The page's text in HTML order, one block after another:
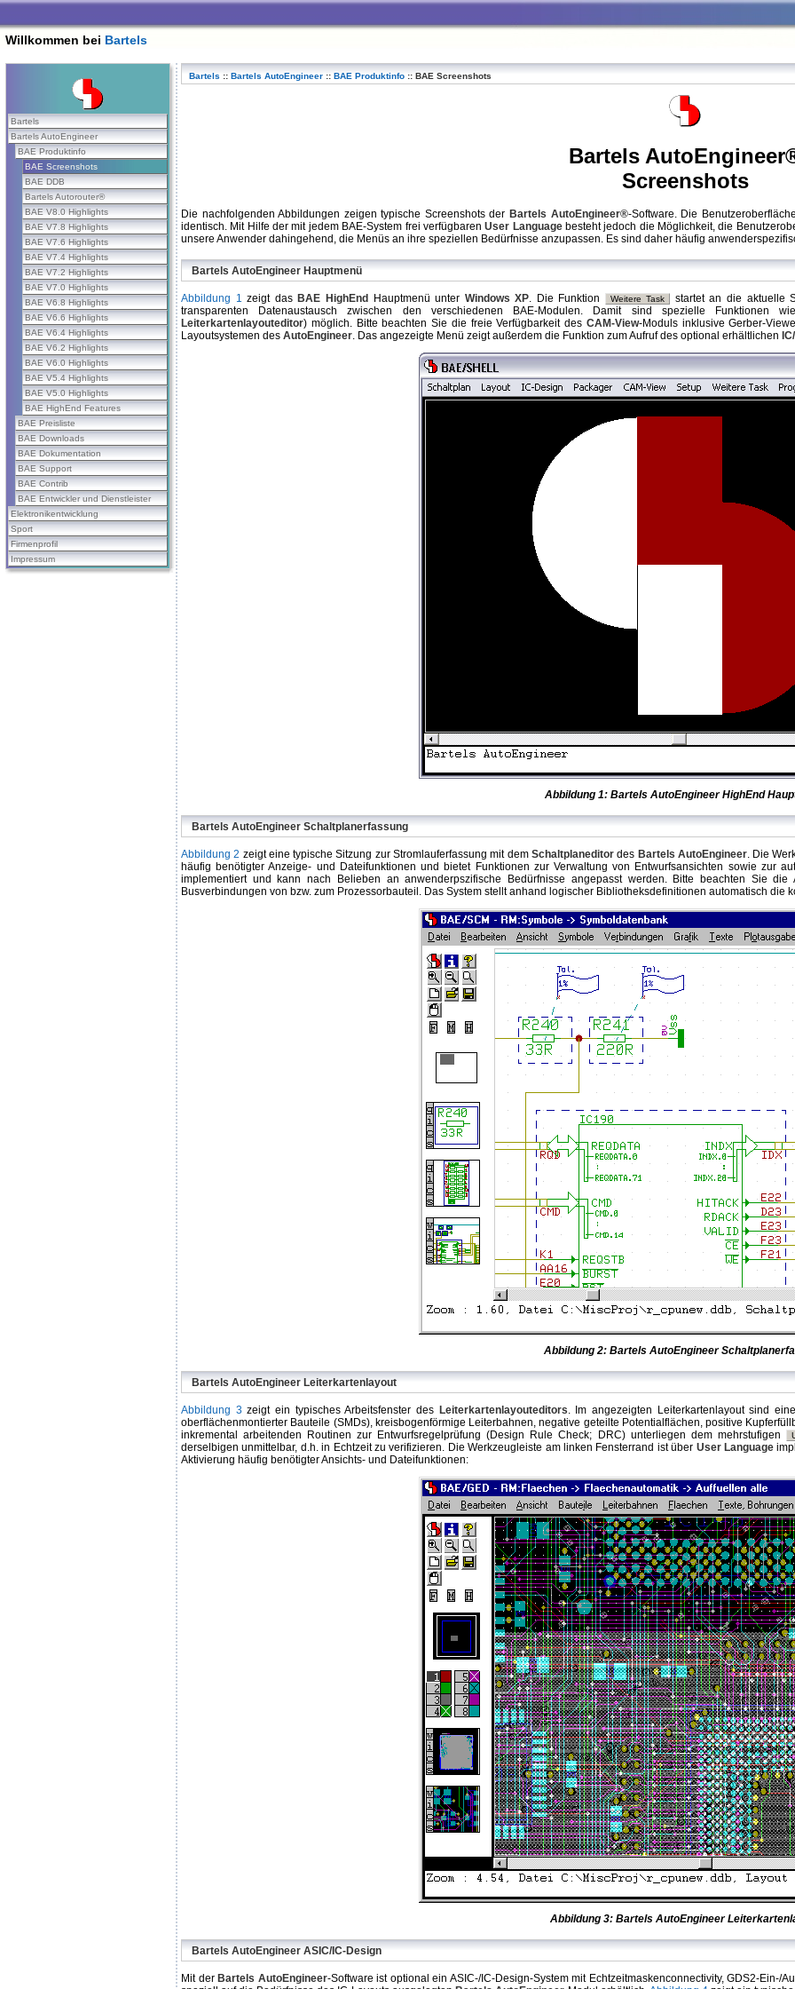
Willkommen bei Bartels
Bartels
Bartels AutoEngineer
BAE Produktinfo
BAE Screenshots
BAE DDB
Bartels Autorouter®
BAE V8.0 Highlights
BAE V7.8 Highlights
BAE V7.6 Highlights
BAE V7.4 Highlights
BAE V7.2 Highlights
BAE V7.0 Highlights
BAE V6.8 Highlights
BAE V6.6 Highlights
BAE V6.4 Highlights
BAE V6.2 Highlights
BAE V6.0 Highlights
BAE V5.4 Highlights
BAE V5.0 Highlights
BAE HighEnd Features
BAE Preisliste
BAE Downloads
BAE Dokumentation
BAE Support
BAE Contrib
BAE Entwickler und Dienstleister
Elektronikentwicklung
Sport
Firmenprofil
Impressum
Bartels :: Bartels AutoEngineer :: BAE Produktinfo :: BAE Screenshots
Bartels
Screenshots
Die nachfolgenden Abbildungen zeigen typische Screenshots der Bartels AutoEngineer®-Software. Die
identisch. Mit Hilfe der mit jedem BAE-System frei verfügbarenUser Languagebesteht jedoch die Möglichkeit, die
unsere Anwender dahingehend, die Menüs an ihre speziellen Bedürfnisse anzupassen. Es sind daher häufig
Bartels AutoEngineer Hauptmenü
Abbildung 1 zeigt das BAE HighEnd Hauptmenü unter Windows XP. Die Funktion Weitere Task
startet an die aktuelle
transparenten Datenaustausch zwischen den verschiedenen BAE-Modulen. Damit sind spezielle Funktionen
Leiterkartenlayouteditor) möglich. Bitte beachten Sie die freie Verfügbarkeit des CAM-View-Moduls inklusive Gerber-
Layoutsystemen des AutoEngineer. Das angezeigte Menü zeigt außerdem die Funktion zum Aufruf des optional erhältlichen
Abbildung 1: Bartels AutoEngineer HighEnd
Bartels AutoEngineer Schaltplanerfassung
Abbildung 2 zeigt eine typische Sitzung zur Stromlauferfassung mit dem Schaltplaneditordes Bartels AutoEngineer. Die
häufig benötigter Anzeige- und Dateifunktionen und bietet Funktionen zur Verwaltung von Entwurfsansichten sowie zur
implementiert und kann nach Belieben an anwenderpszifische Bedürfnisse angepasst werden. Bitte beachten Sie
Busverbindungen von bzw. zum Prozessorbauteil. Das System stellt anhand logischer Bibliotheksdefinitionen automatisch die
Abbildung 2: Bartels AutoEngineer
Bartels AutoEngineer Leiterkartenlayout
Abbildung 3 zeigt ein typisches Arbeitsfenster des Leiterkartenlayouteditors. Im angezeigten Leiterkartenlayout sind
oberflächenmontierter Bauteile (SMDs), kreisbogenförmige Leiterbahnen, negative geteilte Potentialflächen, positive
inkremental arbeitenden Routinen zur Entwurfsregelprüfung (Design Rule Check; DRC) unterliegen dem mehrstufigen
derselbigen unmittelbar, d.h. in Echtzeit zu verifizieren. Die Werkzeugleiste am linken Fensterrand ist über User Language
Aktivierung häufig benötigter Ansichts- und Dateifunktionen:
Abbildung 3: Bartels AutoEngineer
Bartels AutoEngineer ASIC/IC-Design
Mit der Bartels AutoEngineer-Software ist optional ein ASIC-/IC-Design-System mit Echtzeitmaskenconnectivity, GDS2-